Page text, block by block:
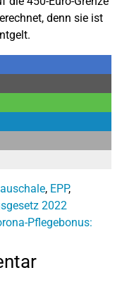
denn sie ist
, EPP,
2022
Pflegebonus: